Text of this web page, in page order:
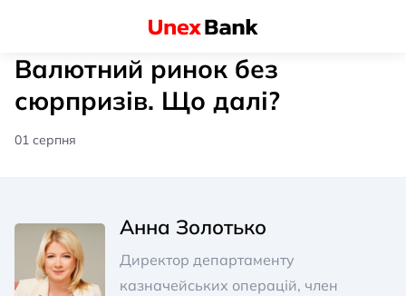
Валютний ринок без
сюрпризів. Що далі?
01 серпня
Анна Золотько
Директор департаменту
казначейських операцій, член